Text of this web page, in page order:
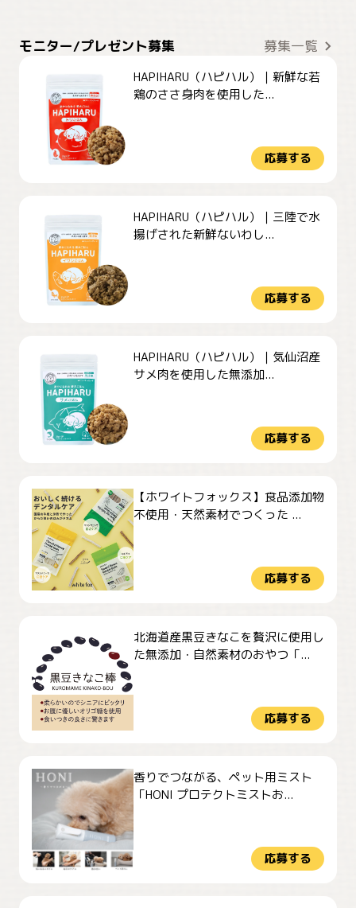
モニター/プレゼント募集 募集一覧
HAPIHARU（ハピハル）｜新鮮な若
鶏のささ身肉を使用した...
応募する
HAPIHARU（ハピハル）｜三陸で水
揚げされた新鮮ないわし...
応募する
HAPIHARU（ハピハル）｜気仙沼産
サメ肉を使用した無添加...
応募する
【ホワイトフォックス】食品添加物
不使用・天然素材でつくった ...
応募する
北海道産黒豆きなこを贅沢に使用し
た無添加・自然素材のおやつ「...
応募する
香りでつながる、ペット用ミスト
「HONI プロテクトミストお...
応募する